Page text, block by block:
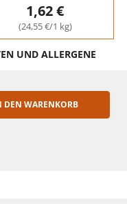
1,62 €
(24,55 €/1 kg)
UND ALLERGENE
DEN WARENKORB